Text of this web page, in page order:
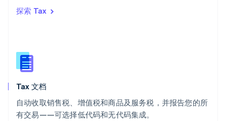
探索 Tax
Tax 文档
自动收取销售税、增值税和商品及服务税，并报告您的所
有交易——可选择低代码和无代码集成。
English
English
新西兰
匈牙利
意大利
ItalianoEnglish